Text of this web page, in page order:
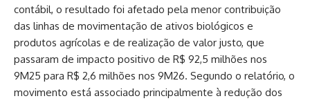
contábil, o resultado foi afetado pela menor contribuição
das linhas de movimentação de ativos biológicos e
produtos agrícolas e de realização de valor justo, que
passaram de impacto positivo de R$ 92,5 milhões nos
9M25 para R$ 2,6 milhões nos 9M26. Segundo o relatório, o
movimento está associado principalmente à redução dos